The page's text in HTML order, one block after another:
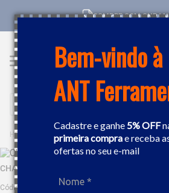
Bem-vindo à
ANT
Cadastre e ganhe5% OFF
primeira comprae receba
ofertas no seu e-mail
COMPRE COM CNPJ
Buscar
FERRAMENTAS MANUAIS CHAVES
CHAVE HEXAGONAL 7MM TRAMONTINA
Código